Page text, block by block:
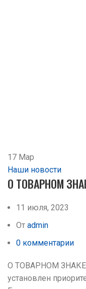
17 Мар
Наши новости
О ТОВАРНОМ
11 июля, 2023
От admin
0 комментарии
О ТОВАРНОМ
установлен